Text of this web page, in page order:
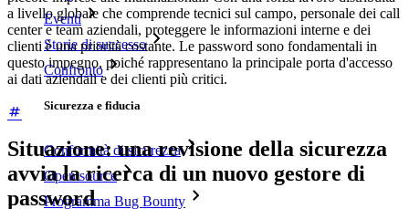
Eventi
Storie di successo
Confronto
Sicurezza e fiducia
Conformità di sicurezza
Open source
Programma Bug Bounty
a livello globale che comprende tecnici sul campo, personale dei call
center e team aziendali, proteggere le informazioni interne e dei
clienti è una priorità costante. Le password sono fondamentali in
questo impegno, poiché rappresentano la principale porta d'accesso
ai dati aziendali e dei clienti più critici.
Situazione: una revisione della sicurezza
avvia la ricerca di un nuovo gestore di
password